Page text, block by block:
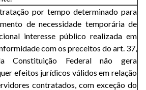
por tempo determinado para
de necessidade temporária de
interesse público realizada em
com os preceitos do art. 37,
Constituição Federal não gera
efeitos jurídicos válidos em relação
contratados, com exceção do